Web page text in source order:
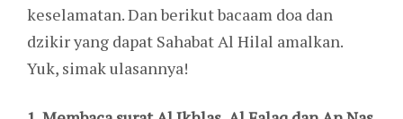
keselamatan. Dan berikut bacaam doa dan
dzikir yang dapat Sahabat Al Hilal amalkan.
Yuk, simak ulasannya!